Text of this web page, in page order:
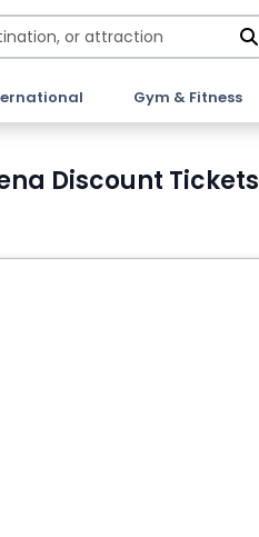
Gym & Fitness
Discount Tickets